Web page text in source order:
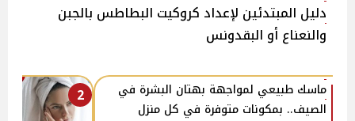
دليل المبتدئين لإعداد كروكيت البطاطس بالجبن
والنعناع أو البقدونس
2
ماسك طبيعي لمواجهة بهتان البشرة في
الصيف.. بمكونات متوفرة في كل منزل